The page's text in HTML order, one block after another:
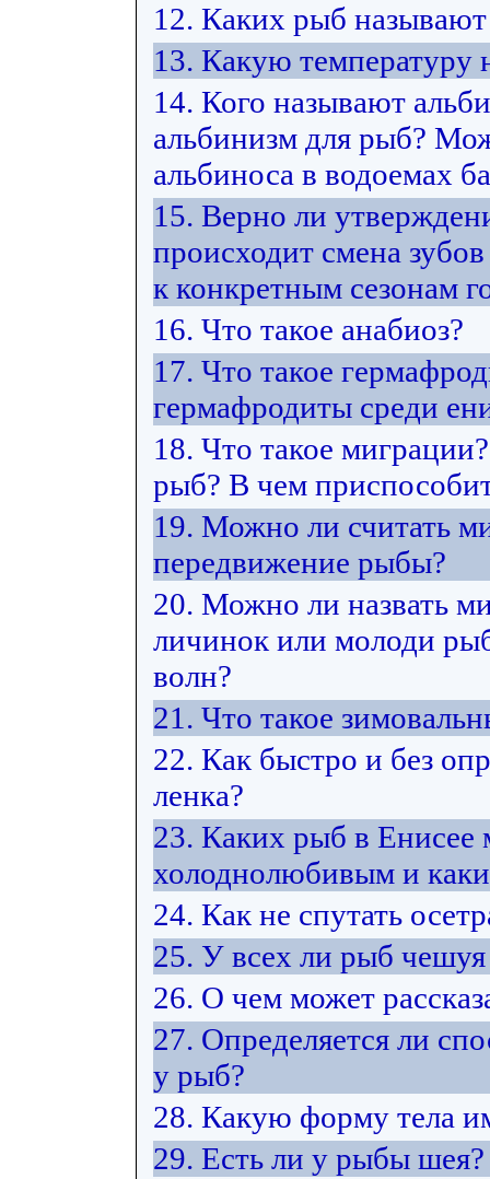
12. Каких рыб
13. Какую температуру
14. Кого называют
альбинизм для рыб?
альбиноса в водоемах
15. Верно ли
происходит смена
к конкретным сезонам
16. Что такое анабиоз?
17. Что такое
гермафродиты среди
18. Что такое
рыб? В чем
19. Можно ли считать
передвижение рыбы?
20. Можно ли назвать
личинок или молоди
волн?
21. Что такое
22. Как быстро и без
ленка?
23. Каких рыб в Енисее
холоднолюбивым и
24. Как не спутать
25. У всех ли рыб чешуя
26. О чем может
27. Определяется ли
у рыб?
28. Какую форму тела
29. Есть ли у рыбы шея?